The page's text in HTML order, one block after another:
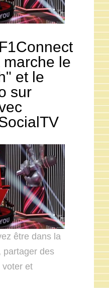
le
et le
sur
être dans la
partager des
voter et